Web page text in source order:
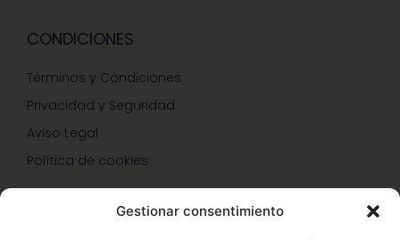
Gestionar consentimiento
CONDICIONES
Términos y Condiciones
Privacidad y Seguridad
Aviso Legal
Política de cookies